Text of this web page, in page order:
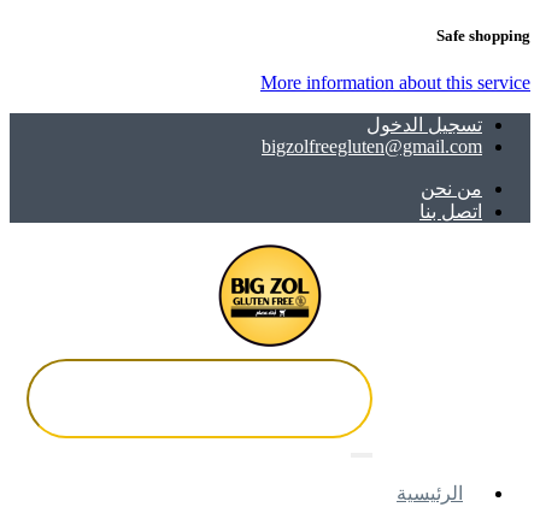
Safe shopping
More information about this service
تسجيل الدخول
bigzolfreegluten@gmail.com
ﻣﻦ ﻧﺤﻦ
اتصل بنا
اﻟﺮﺋﻴﺴﻴﺔ